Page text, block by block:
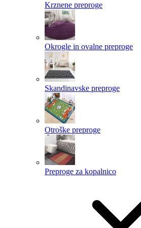
Krznene preproge
Okrogle in ovalne preproge
Skandinavske preproge
Otroške preproge
Preproge za kopalnico